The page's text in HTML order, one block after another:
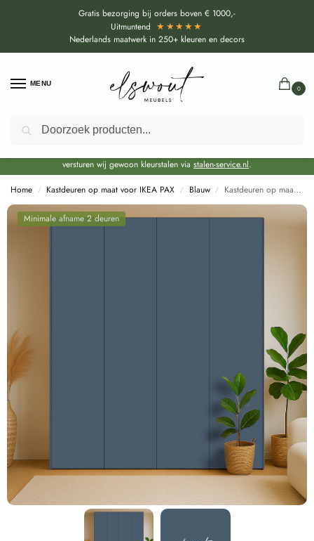
Gratis bezorging bij orders boven € 1000,-
Uitmuntend ★★★★★
Nederlands maatwerk in 250+ kleuren en decors
MENU
0
Door de bouwvakperiode geldt voor alle collecties momenteel een EXTRA
levertijd van circa 3-4 weken bovenop de reguliere levertijd.
versturen wij gewoon kleurstalen via stalen-service.nl.
Home / Kastdeuren op maat voor IKEA PAX / Blauw / Kastdeuren op maat Baltisch Blauw voor Ikea Pax (U545)
Minimale afname 2 deuren